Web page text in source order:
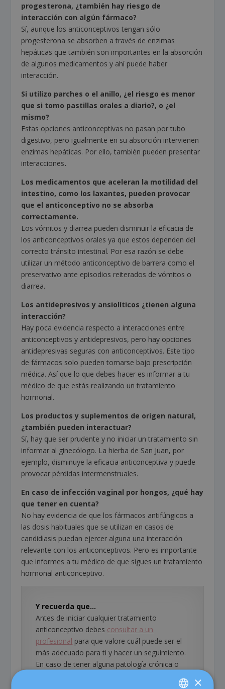
progesterona, ¿también hay riesgo de
interacción con algún fármaco?
Sí, aunque los anticonceptivos tengan sólo
progesterona se absorben a través de enzimas
hepáticas que también son importantes en la absorción
de algunos medicamentos y ahí puede haber
interacción.
Si utilizo parches o el anillo, ¿el riesgo es menor
que si tomo pastillas orales a diario?, o ¿el
mismo?
Estas opciones anticonceptivas no pasan por tubo
digestivo, pero igualmente en su absorción intervienen
enzimas hepáticas. Por ello, también pueden presentar
interacciones.
Los medicamentos que aceleran la motilidad del
intestino, como los laxantes, pueden provocar
que el anticonceptivo no se absorba
correctamente.
Los vómitos y diarrea pueden disminuir la eficacia de
los anticonceptivos orales ya que estos dependen del
correcto tránsito intestinal. Por esa razón se debe
utilizar un método anticonceptivo de barrera como el
preservativo ante episodios reiterados de vómitos o
diarrea.
Los antidepresivos y ansiolíticos ¿tienen alguna
interacción?
Hay poca evidencia respecto a interacciones entre
anticonceptivos y antidepresivos, pero hay opciones
antidepresivas seguras con anticonceptivos. Este tipo
de fármacos solo pueden tomarse bajo prescripción
médica. Así que lo que debes hacer es informar a tu
médico de que estás realizando un tratamiento
hormonal.
Los productos y suplementos de origen natural,
¿también pueden interactuar?
Sí, hay que ser prudente y no iniciar un tratamiento sin
informar al ginecólogo. La hierba de San Juan, por
ejemplo, disminuye la eficacia anticonceptiva y puede
provocar pérdidas intermenstruales.
En caso de infección vaginal por hongos, ¿qué hay
que tener en cuenta?
No hay evidencia de que los fármacos antifúngicos a
las dosis habituales que se utilizan en casos de
candidiasis puedan ejercer alguna una interacción
relevante con los anticonceptivos. Pero es importante
que informes a tu médico de que sigues un tratamiento
hormonal anticonceptivo.
Y recuerda que…
Antes de iniciar cualquier tratamiento
anticonceptivo debes consultar a un
profesional para que valore cuál puede ser el
más adecuado para ti y hacer un seguimiento.
En caso de tener alguna patología crónica o
×